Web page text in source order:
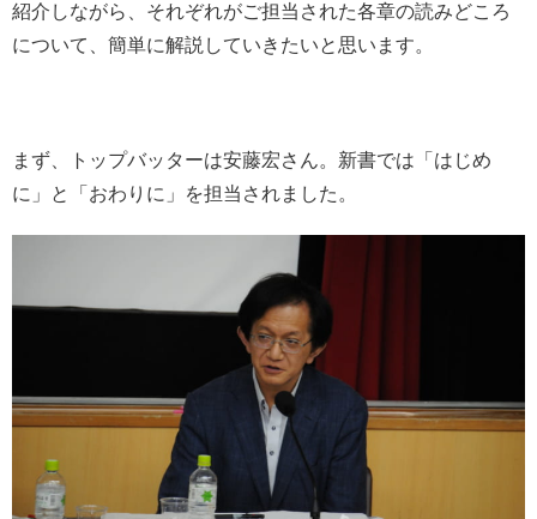
紹介しながら、それぞれがご担当された各章の読みどころ
について、簡単に解説していきたいと思います。
まず、トップバッターは安藤宏さん。新書では「はじめ
に」と「おわりに」を担当されました。